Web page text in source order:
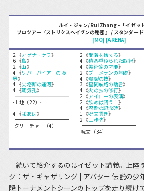
ルイ・ジャン/Rui Zhang - 「イゼット
プロツアー『ストリクスヘイヴンの秘密』 / スタンダー
[MO] [ARENA]
2 《アグナ・ケラ》
6 《島》
2 《山》
4 《リバーパイアーの境
界》
4 《尖塔断の運河》
4 《蒸気孔》
-土地（22）-
4 《ばあば》
-クリーチャー（4）-
2 《愛着を捨てる》
4 《積み重ねられた叡智》
4 《美術家の才能》
2 《ブーメランの基礎》
4 《爆裂の技》
3 《星間航路の助言》
4 《火の技の修行》
2 《アイローの表演》
2 《飲めば潤う！》
4 《忍耐の記念碑》
1 《呪文貫き》
2 《三歩先》
-呪文（34）-
続いて紹介するのはイゼット講義。上陸
ク：ザ・ギャザリング | アバター 伝説の少
降トーナメントシーンのトップを走り続け